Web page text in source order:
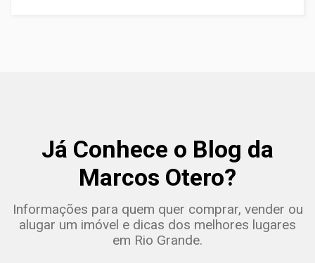
Já Conhece o Blog da
Marcos Otero?
Informações para quem quer comprar, vender ou
alugar um imóvel e dicas dos melhores lugares
em Rio Grande.